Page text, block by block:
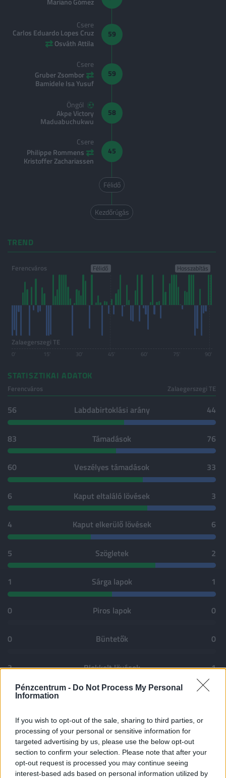
Pénzcentrum - Do Not Process My Personal
Information
If you wish to opt-out of the sale, sharing to third parties, or
processing of your personal or sensitive information for
targeted advertising by us, please use the below opt-out
section to confirm your selection. Please note that after your
opt-out request is processed you may continue seeing
interest-based ads based on personal information utilized by
Csere
Carlos Eduardo Lopes Cruz
⇄ Osváth Attila
59
Csere
Gruber Zsombor ⇄
Bamidele Isa Yusuf
59
Öngól
Akpe Victory
Maduabuchukwu
58
Csere
Philippe Rommens ⇄
Kristoffer Zachariassen
45
Félidő
Kezdőrúgás
TREND
Ferencváros
Zalaegerszegi TE
0' 15' 30' 45' 60' 75' 90'
STATISZTIKAI ADATOK
Ferencváros Zalaegerszegi TE
56 Labdabirtoklási arány 44
83 Támadások 76
60 Veszélyes támadások 33
6 Kaput eltaláló lövések 3
4 Kaput elkerülő lövések 6
5 Szögletek 2
1 Sárga lapok 1
0 Piros lapok 0
0 Büntetők 0
3 Blokkolt lövések 1
83'Bamidele Isa Yusuf
92'Kristoffer Zachariassen
HAZAI CSERÉK